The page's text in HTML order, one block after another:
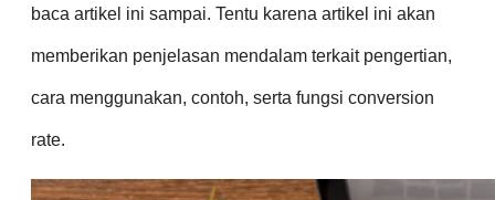
baca artikel ini sampai. Tentu karena artikel ini akan
memberikan penjelasan mendalam terkait pengertian,
cara menggunakan, contoh, serta fungsi conversion
rate.